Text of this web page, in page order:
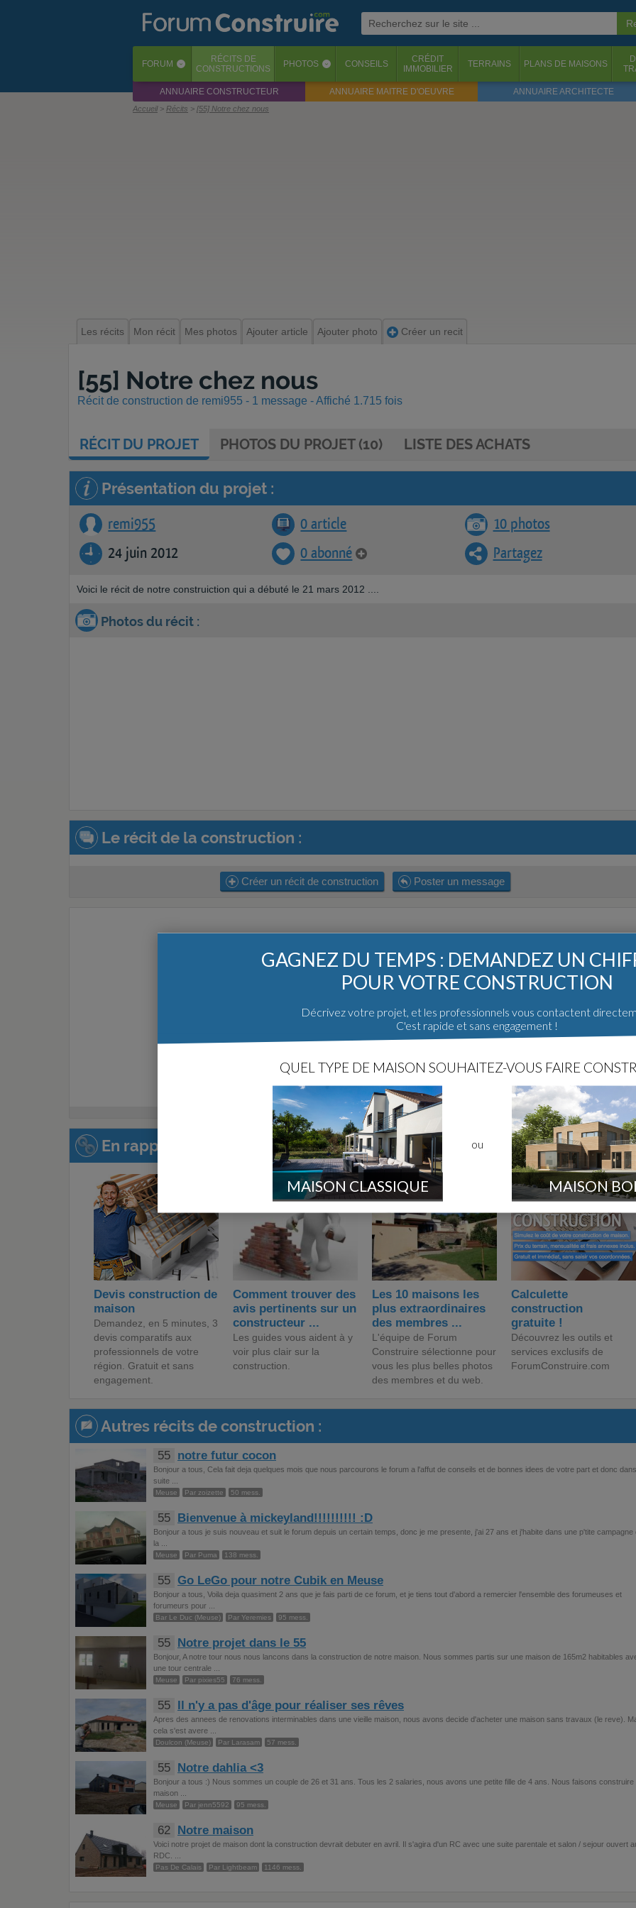
FORUM ‹ RÉCITS DE
CONSTRUCTIONS
PHOTOS ‹ CONSEILS
CRÉDIT
IMMOBILIER
TERRAINS PLANS DE MAISONS
ANNUAIRE CONSTRUCTEUR ANNUAIRE MAITRE D'OEUVRE ANNUAIRE ARCHITECTE
Accueil Récits [55] Notre chez nous
Les récits Mon récit Mes photos Ajouter article Ajouter photo Créer un recit
[55] Notre chez nous
Récit de construction de remi955 - 1 message - Affiché 1.715 fois
RÉCITDU PROJET PHOTOS DU PROJET (10) LISTE DES ACHATS
Présentation du projet :
remi955 0 article
10 photos
24 juin 2012
0 abonné Partagez
Voici le récit de notre construiction qui a débuté le 21 mars 2012 ....
Photos du récit :
Le récit de la construction :
Créer un récit de construction Poster un message
En rapport avec cette page :
Devis construction de
maison
Demandez, en 5 minutes, 3
devis comparatifs aux
professionnels de votre
région. Gratuit et sans
engagement.
Comment trouver des
avis pertinents sur un
constructeur ...
Les guides vous aident à y
voir plus clair sur la
construction.
Les 10 maisons les
plus extraordinaires
des membres ...
L'équipe de Forum
Construire sélectionne pour
vous les plus belles photos
des membres et du web.
Calculette
construction
gratuite !
Découvrez les outils et
services exclusifs de
ForumConstruire.com
Autres récits de construction :
55 notre futur cocon
Bonjour a tous, Cela fait deja quelques mois que nous parcourons le forum a l'affut de conseils et de bonnes idees de votre part et donc
suite ...
Meuse Par zoizette 50 mess.
55 Bienvenue à mickeyland!!!!!!!!!! :D
Bonjour a tous je suis nouveau et suit le forum depuis un certain temps, donc je me presente, j'ai 27 ans et j'habite dans une p'tite campagne
la ...
Meuse Par Puma 138 mess.
55 Go LeGo pour notre Cubik en Meuse
Bonjour a tous, Voila deja quasiment 2 ans que je fais parti de ce forum, et je tiens tout d'abord a remercier l'ensemble des forumeuses et
forumeurs pour ...
Bar Le Duc (Meuse) Par Yeremies 95 mess.
55 Notre projet dans le 55
Bonjour, A notre tour nous nous lancons dans la construction de notre maison. Nous sommes partis sur une maison de 165m2 habitables
une tour centrale ...
Meuse Par pixies55 76 mess.
55 Il n'y a pas d'âge pour réaliser ses rêves
Apres des annees de renovations interminables dans une vieille maison, nous avons decide d'acheter une maison sans travaux (le reve).
cela s'est avere ...
Doulcon (Meuse) Par Larasam 57 mess.
55 Notre dahlia <3
Bonjour a tous :) Nous sommes un couple de 26 et 31 ans. Tous les 2 salaries, nous avons une petite fille de 4 ans. Nous faisons construire
maison ...
Meuse Par jenn5592 95 mess.
62 Notre maison
Voici notre projet de maison dont la construction devrait debuter en avril. Il s'agira d'un RC avec une suite parentale et salon / sejour ouvert
RDC. ...
Pas De Calais Par Lightbeam 1146 mess.
GAGNEZ DU TEMPS : DEMANDEZ UN
POUR VOTRE CONSTRUCTION
Décrivez votre projet, et les professionnels vous contactent
C'est rapide et sans engagement !
QUEL TYPE DE MAISON SOUHAITEZ-VOUS FAIRE
MAISON CLASSIQUE
ou
MAISON